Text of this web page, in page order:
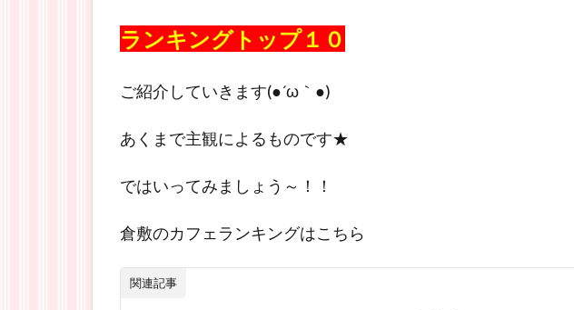
ランキングトップ１０
ご紹介していきます(●´ω｀●)
あくまで主観によるものです★
ではいってみましょう～！！
倉敷のカフェランキングはこちら
関連記事